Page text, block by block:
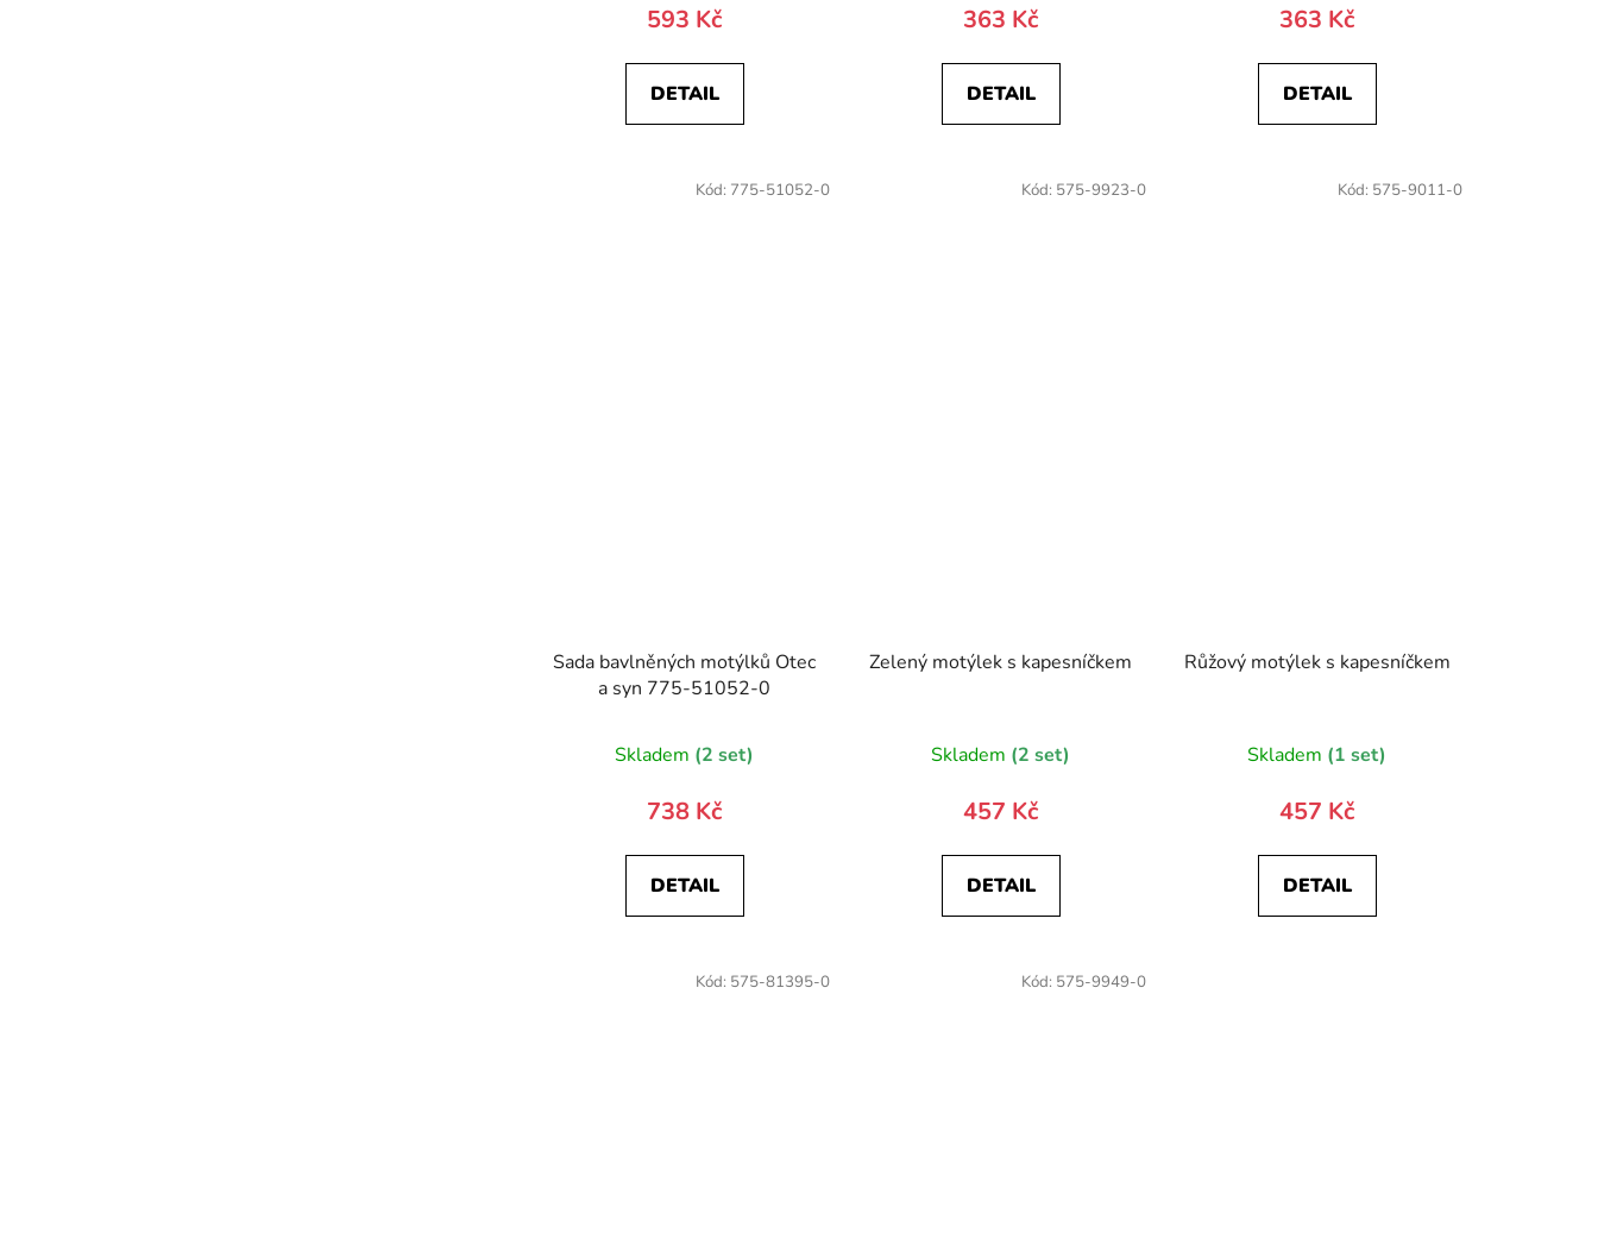
593 Kč
DETAIL
363 Kč
DETAIL
363 Kč
DETAIL
Sada bavlněných motýlků Otec
a syn 775-51052-0
Skladem (2 set)
738 Kč
DETAIL
Kód: 775-51052-0
Zelený motýlek s kapesníčkem
Skladem (2 set)
457 Kč
DETAIL
Kód: 575-9923-0
Růžový motýlek s kapesníčkem
Skladem (1 set)
457 Kč
DETAIL
Kód: 575-9011-0
Kód: 575-81395-0 Kód: 575-9949-0